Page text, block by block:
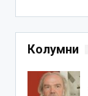
Колумни